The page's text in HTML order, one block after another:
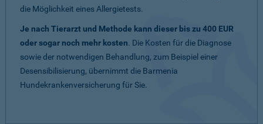
die Möglichkeit eines Allergietests.
Je nach Tierarzt und Methode kann dieser bis zu 400 EUR
oder sogar noch mehr kosten. Die Kosten für die Diagnose
sowie der notwendigen Behandlung, zum Beispiel einer
Desensibilisierung, übernimmt die Barmenia
Hundekrankenversicherung für Sie.